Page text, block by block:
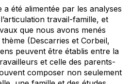
été alimentée par les analyses
travail-famille, et
que nous avons menés
(Descarries et Corbeil,
peuvent être établis entre la
et celle des parents-
composer non seulement